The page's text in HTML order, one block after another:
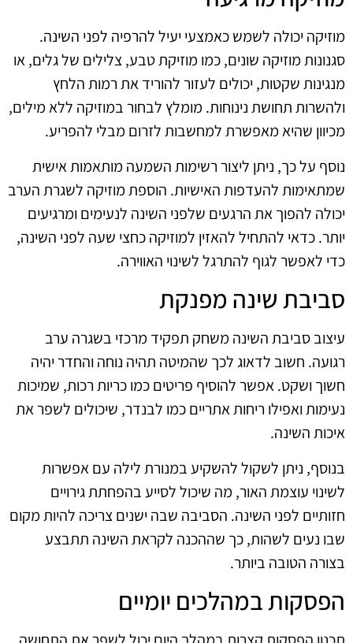
מוזיקה יכולה לשמש כאמצעי יעיל להרפיה לפני השינה.
סגנונות מוזיקה שונים, כמו מוזיקת טבע, צלילים של גלים, או
מנגינות שקטות, יכולים לעזור להוריד את רמות הלחץ
ולהשרות תחושת נינוחות. מומלץ לבחור במוזיקה ללא מילים,
מכיוון שהיא מאפשרת למחשבות לזרום מבלי להפריע.
נוסף על כך, ניתן ליצור רשימות השמעה מותאמות אישית
שמתאימות להעדפות האישיות. הוספת מוזיקה לשגרת הערב
יכולה להפוך את הרגעים שלפני השינה לנעימים ומרגיעים
יותר. כדאי להתחיל להאזין למוזיקה כחצי שעה לפני השינה,
כדי לאפשר לגוף להתרגל לשינוי האווירה.
סביבת שינה מפנקת
עיצוב סביבת השינה משחק תפקיד מרכזי בשגרה ערב
רגועה. חשוב לדאוג לכך שהמיטה תהיה נוחה והחדר יהיה
חשוך ושקט. אפשר להוסיף פריטים כמו כריות רכות, שמיכות
נעימות ואפילו ריחות אתריים כמו לבנדר, שיכולים לשפר את
איכות השינה.
בנוסף, ניתן לשקול להשקיע במנורת לילה עם אפשרות
לשינוי עוצמת האור, מה שיכול לסייע בהפחתת גירויים
חזותיים לפני השינה. הסביבה שבה ישנים צריכה להיות מקום
שבו נעים לשהות, כך שההכנה לקראת השינה תתבצע
בצורה הטובה ביותר.
הפסקות במהלכים יומיים